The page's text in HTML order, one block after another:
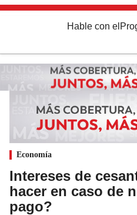
Hable con el
Economía
Intereses de
hacer en caso de
pago?